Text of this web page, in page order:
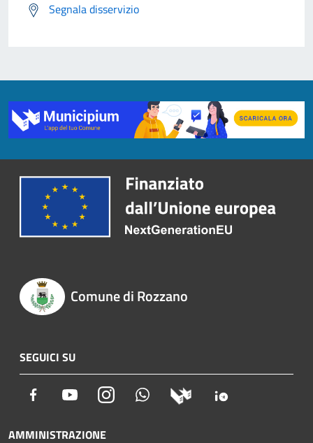
Segnala disservizio
Comune di Rozzano
SEGUICI SU
Facebook YoutubeInstagram Whatsapp
AMMINISTRAZIONE